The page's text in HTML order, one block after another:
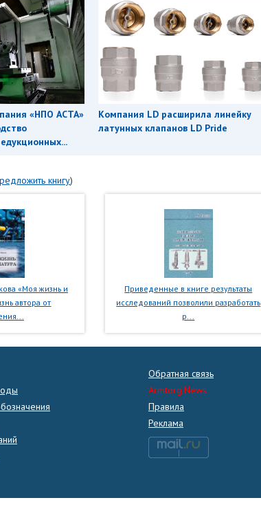
«НПО АСТА»
Компания LD расширила линейку
латунных клапанов LD Pride
книгу)
«Моя жизнь и
автора от
Приведенные в книге результаты
исследований позволили разработать
р...
Обратная связь
Armtorg.News
Правила
Реклама